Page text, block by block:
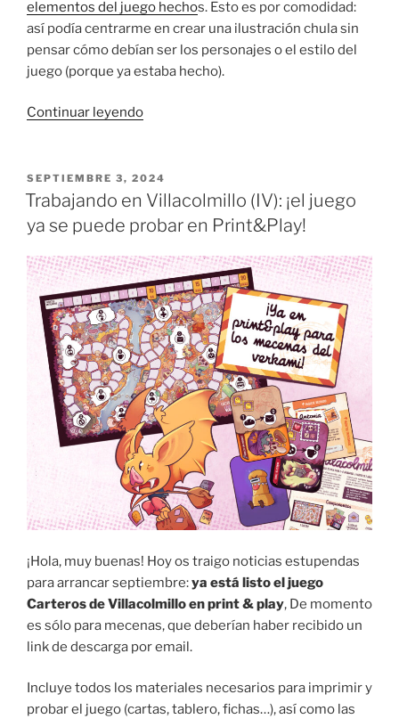
elementos del juego hechos. Esto es por comodidad:
así podía centrarme en crear una ilustración chula sin
pensar cómo debían ser los personajes o el estilo del
juego (porque ya estaba hecho).
Continuar leyendo«Diseñando
de
mesa:
la
de
Carteros
de
Villacolmillo»
PUBLICADO
EL
SEPTIEMBRE 3, 2024
Trabajando en Villacolmillo (IV): ¡el juego
ya se puede probar en Print&Play!
¡Hola, muy buenas! Hoy os traigo noticias estupendas
para arrancar septiembre:ya está listo el juego
Carteros de Villacolmillo en print & play, De momento
es sólo para mecenas, que deberían haber recibido un
link de descarga por email.
Incluye todos los materiales necesarios para imprimir y
probar el juego (cartas, tablero, fichas…), así como las